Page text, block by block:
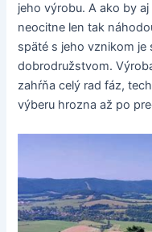
jeho výrobu. A ako by
neocitne len tak
späté s jeho vznikom je
dobrodružstvom.
zahŕňa celý rad fáz,
výberu hrozna až po